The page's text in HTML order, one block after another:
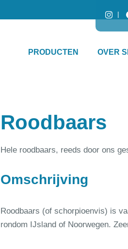
PRODUCTEN OVER
Roodbaars
Hele roodbaars, reeds door ons
Omschrijving
Roodbaars (of schorpioenvis) is
rondom IJsland of Noorwegen.